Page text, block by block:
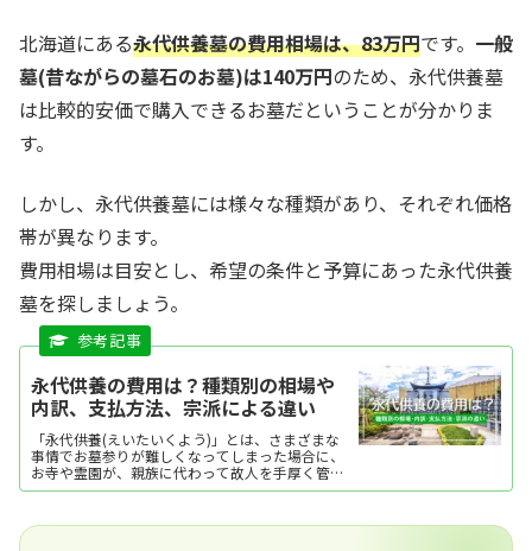
北海道にある永代供養墓の費用相場は、83万円です。 一般
墓(昔ながらの墓石のお墓)は140万円のため、永代供養墓
は比較的安価で購入できるお墓だということが分かりま
す。
しかし、永代供養墓には様々な種類があり、それぞれ価格
帯が異なります。
費用相場は目安とし、希望の条件と予算にあった永代供養
墓を探しましょう。
永代供養の費用は？種類別の相場や
内訳、支払方法、宗派による違い
「永代供養(えいたいくよう)」とは、さまざまな
事情でお墓参りが難しくなってしまった場合に、
お寺や霊園が、親族に代わって故人を手厚く管
理・供養してくれるというものです。 一般的に
定期間が過ぎた遺骨は「合祀墓(ごうしぼ・ごうし